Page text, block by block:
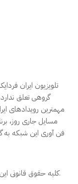
تلویزیون ایران
گروهی تعلق
مسایل جاری روز،
فن آوری این شبکه به
کلیه حقوق قانونی این سایت متعلق به شبکه تلویزیون ایران فردا است.